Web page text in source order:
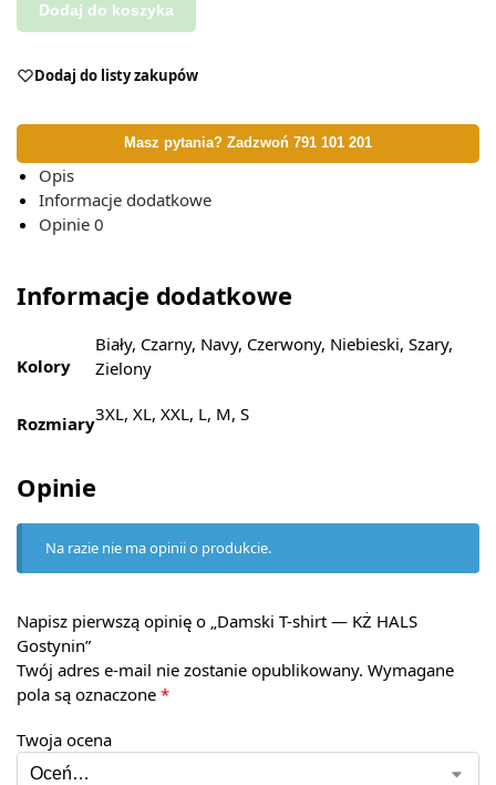
Dodaj do koszyka
Dodaj do listy zakupów
Masz pytania? Zadzwoń 791 101 201
Opis
Informacje dodatkowe
Opinie 0
Informacje dodatkowe
Kolory
Biały, Czarny, Navy, Czerwony, Niebieski, Szary,
Zielony
Rozmiary3XL, XL, XXL, L, M, S
Opinie
Na razie nie ma opinii o produkcie.
Napisz pierwszą opinię o „Damski T-shirt — KŻ HALS
Gostynin”
Twój adres e-mail nie zostanie opublikowany. Wymagane
pola są oznaczone *
Twoja ocena